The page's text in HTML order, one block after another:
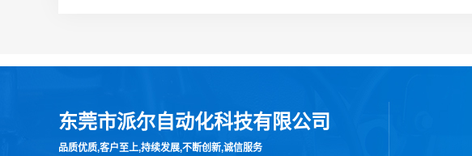
东莞市派尔自动化科技有限公司
品质优质,客户至上,持续发展,不断创新,诚信服务